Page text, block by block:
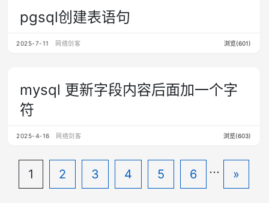
pgsql创建表语句
2025-7-11 网络剑客 浏览(601)
mysql 更新字段内容后面加一个字
符
2025-4-16 网络剑客 浏览(603)
1 2 3 4 5 6 ... »